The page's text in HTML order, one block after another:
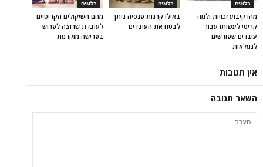
בלוגים
מהם השיקולים הקריטיים
לעובדת שרוצה לפרוש
בפרישה מוקדמת
בלוגים
באילו קרנות פנסיה ניתן
לבטח את העובדים
בלוגים
מהו קיבוע זכויות ולמה
קריטי לעשותו עבור
עובדים שפורשים
לגמלאות
אין תגובות
השאר תגובה